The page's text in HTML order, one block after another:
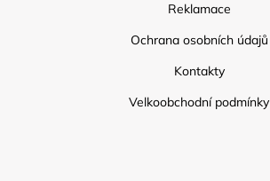
Reklamace
Ochrana osobních údajů
Kontakty
Velkoobchodní podmínky